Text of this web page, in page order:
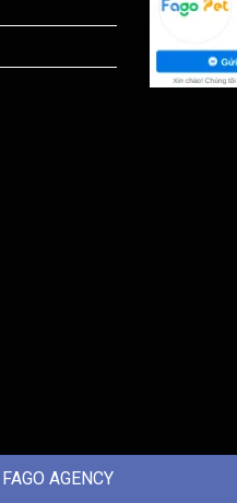
FAGO AGENCY